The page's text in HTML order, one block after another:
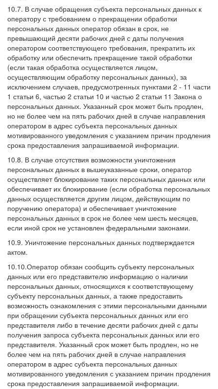
10.7. В случае обращения субъекта персональных данных к
оператору с требованием о прекращении обработки
персональных данных оператор обязан в срок, не
превышающий десяти рабочих дней с даты получения
оператором соответствующего требования, прекратить их
обработку или обеспечить прекращение такой обработки
(если такая обработка осуществляется лицом,
осуществляющим обработку персональных данных), за
исключением случаев, предусмотренных пунктами 2 - 11 части
1 статьи 6, частью 2 статьи 10 и частью 2 статьи 11 Закона о
персональных данных. Указанный срок может быть продлен,
но не более чем на пять рабочих дней в случае направления
оператором в адрес субъекта персональных данных
мотивированного уведомления с указанием причин продления
срока предоставления запрашиваемой информации.
10.8. В случае отсутствия возможности уничтожения
персональных данных в вышеуказанные сроки, оператор
осуществляет блокирование таких персональных данных или
обеспечивает их блокирование (если обработка персональных
данных осуществляется другим лицом, действующим по
поручению оператора) и обеспечивает уничтожение
персональных данных в срок не более чем шесть месяцев,
если иной срок не установлен федеральными законами.
10.9. Уничтожение персональных данных подтверждается
актом.
10.10.Оператор обязан сообщить субъекту персональных
данных или его представителю информацию о наличии
персональных данных, относящихся к соответствующему
субъекту персональных данных, а также предоставить
возможность ознакомления с этими персональными данными
при обращении субъекта персональных данных или его
представителя либо в течение десяти рабочих дней с даты
получения запроса субъекта персональных данных или его
представителя. Указанный срок может быть продлен, но не
более чем на пять рабочих дней в случае направления
оператором в адрес субъекта персональных данных
мотивированного уведомления с указанием причин продления
срока предоставления запрашиваемой информации.